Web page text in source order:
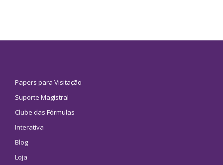
Papers para Visitação
Suporte Magistral
Clube das Fórmulas
Interativa
Blog
Loja